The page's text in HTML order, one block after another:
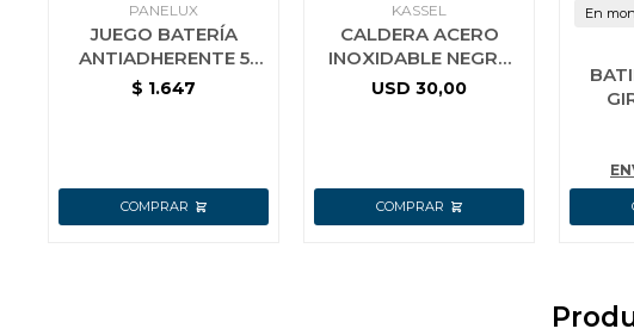
PANELUX
JUEGO BATERÍA
ANTIADHERENTE 5
PIEZAS C/TAPA
$ 1.647
KASSEL
CALDERA ACERO
INOXIDABLE NEGRA
3L
USD 30,00
En